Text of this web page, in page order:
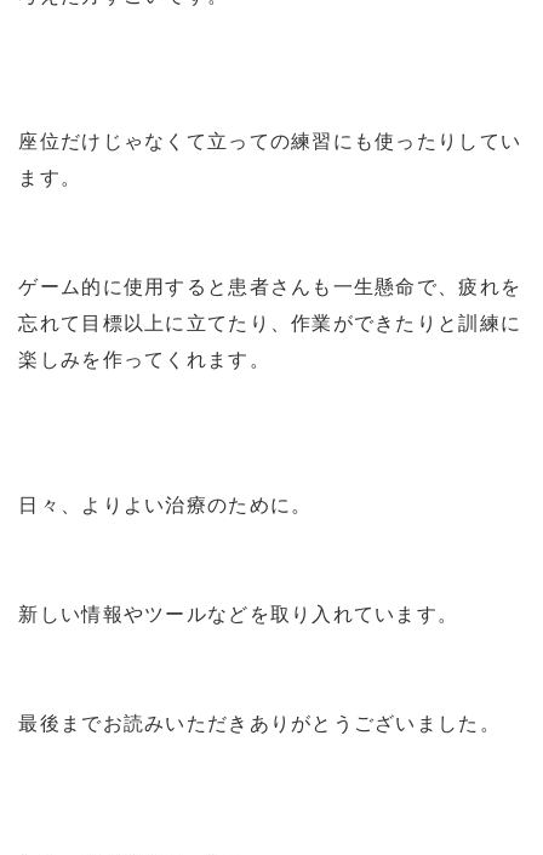
座位だけじゃなくて立っての練習にも使ったりしてい
ます。
ゲーム的に使用すると患者さんも一生懸命で、疲れを
忘れて目標以上に立てたり、作業ができたりと訓練に
楽しみを作ってくれます。
日々、よりよい治療のために。
新しい情報やツールなどを取り入れています。
最後までお読みいただきありがとうございました。